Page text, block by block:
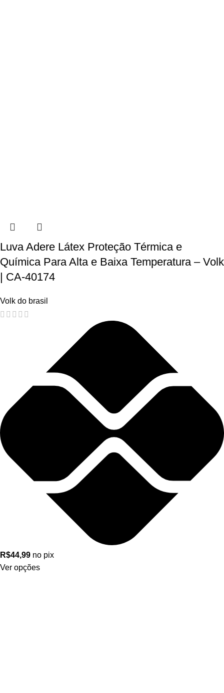
Luva Adere Látex Proteção Térmica e
Química Para Alta e Baixa Temperatura – Volk
| CA-40174
Volk do brasil
R$44,99 no pix
Ver opções